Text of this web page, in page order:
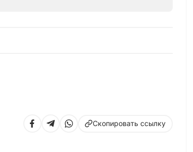
Скопировать ссылку